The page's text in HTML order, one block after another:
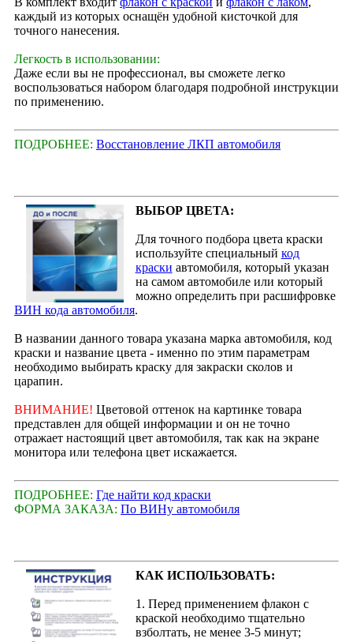
каждый из которых оснащён удобной кисточкой для
точного нанесения.
Легкость в использовании:
Даже если вы не профессионал, вы сможете легко
воспользоваться набором благодаря подробной инструкции
по применению.
ПОДРОБНЕЕ: Восстановление ЛКП автомобиля
ВЫБОР ЦВЕТА:
Для точного подбора цвета краски
используйте специальный код
краски автомобиля, который указан
на самом автомобиле или который
можно определить при расшифровке
ВИН кода автомобиля.
В названии данного товара указана марка автомобиля, код
краски и название цвета - именно по этим параметрам
необходимо выбирать краску для закраски сколов и
царапин.
ВНИМАНИЕ! Цветовой оттенок на картинке товара
представлен для общей информации и он не точно
отражает настоящий цвет автомобиля, так как на экране
монитора или телефона цвет искажается.
ПОДРОБНЕЕ: Где найти код краски
ФОРМА ЗАКАЗА: По ВИНу автомобиля
КАК ИСПОЛЬЗОВАТЬ:
1. Перед применением флакон с
краской необходимо тщательно
взболтать, не менее 3-5 минут;